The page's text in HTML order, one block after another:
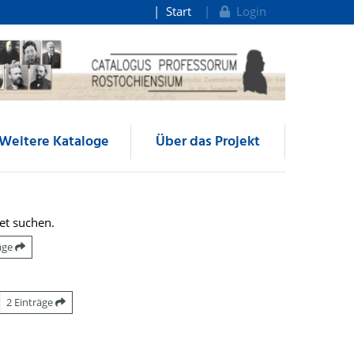
Start Login
Kataloge Über das Projekt
suchen.
2 Einträge